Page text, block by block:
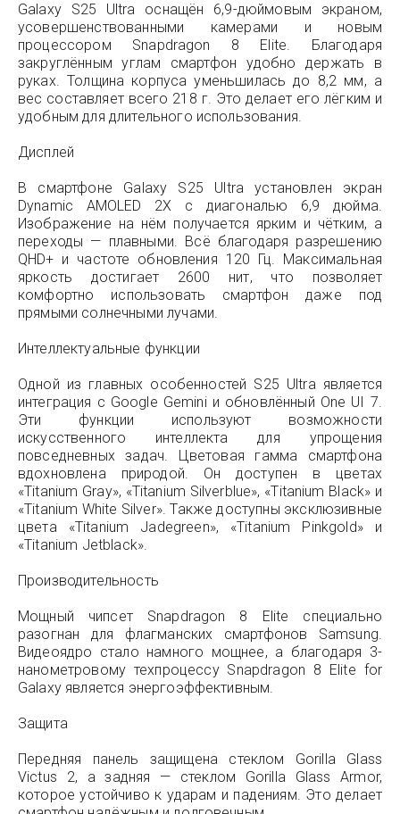
Galaxy S25 Ultra оснащён 6,9-дюймовым экраном,
усовершенствованными камерами и новым
процессором Snapdragon 8 Elite. Благодаря
закруглённым углам смартфон удобно держать в
руках. Толщина корпуса уменьшилась до 8,2 мм, а
вес составляет всего 218 г. Это делает его лёгким и
удобным для длительного использования.
Дисплей
В смартфоне Galaxy S25 Ultra установлен экран
Dynamic AMOLED 2X с диагональю 6,9 дюйма.
Изображение на нём получается ярким и чётким, а
переходы — плавными. Всё благодаря разрешению
QHD+ и частоте обновления 120 Гц. Максимальная
яркость достигает 2600 нит, что позволяет
комфортно использовать смартфон даже под
прямыми солнечными лучами.
Интеллектуальные функции
Одной из главных особенностей S25 Ultra является
интеграция с Google Gemini и обновлённый One UI 7.
Эти функции используют возможности
искусственного интеллекта для упрощения
повседневных задач. Цветовая гамма смартфона
вдохновлена природой. Он доступен в цветах
«Titanium Gray», «Titanium Silverblue», «Titanium Black» и
«Titanium White Silver». Также доступны эксклюзивные
цвета «Titanium Jadegreen», «Titanium Pinkgold» и
«Titanium Jetblack».
Производительность
Мощный чипсет Snapdragon 8 Elite специально
разогнан для флагманских смартфонов Samsung.
Видеоядро стало намного мощнее, а благодаря 3-
нанометровому техпроцессу Snapdragon 8 Elite for
Galaxy является энергоэффективным.
Защита
Передняя панель защищена стеклом Gorilla Glass
Victus 2, а задняя — стеклом Gorilla Glass Armor,
которое устойчиво к ударам и падениям. Это делает